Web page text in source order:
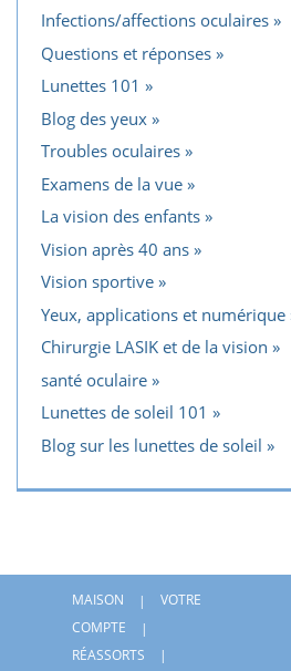
Infections/affections oculaires
Questions et réponses
Lunettes 101
Blog des yeux
Troubles oculaires
Examens de la vue
La vision des enfants
Vision après 40 ans
Vision sportive
Yeux, applications et numérique
Chirurgie LASIK et de la vision
santé oculaire
Lunettes de soleil 101
Blog sur les lunettes de soleil
MAISON
VOTRE
COMPTE
RÉASSORTS